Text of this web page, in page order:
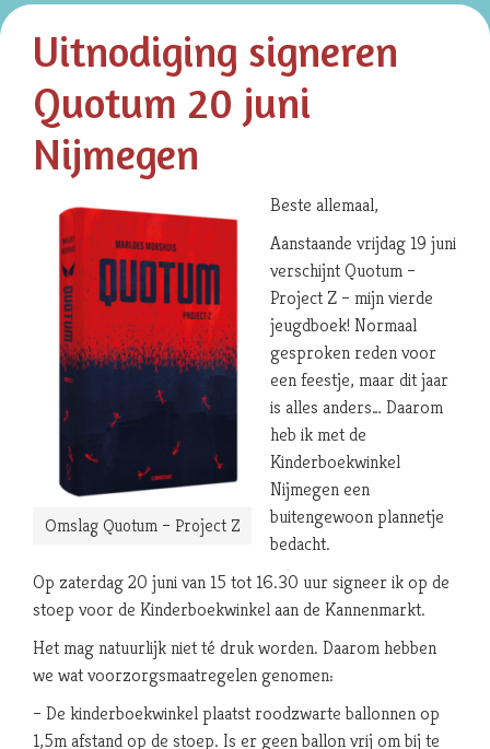
Uitnodiging signeren
Quotum 20 juni
Nijmegen
Omslag Quotum – Project Z
Beste allemaal,
Aanstaande vrijdag 19 juni
verschijnt Quotum –
Project Z – mijn vierde
jeugdboek! Normaal
gesproken reden voor
een feestje, maar dit jaar
is alles anders… Daarom
heb ik met de
Kinderboekwinkel
Nijmegen een
buitengewoon plannetje
bedacht.
Op zaterdag 20 juni van 15 tot 16.30 uur signeer ik op de
stoep voor de Kinderboekwinkel aan de Kannenmarkt.
Het mag natuurlijk niet té druk worden. Daarom hebben
we wat voorzorgsmaatregelen genomen:
– De kinderboekwinkel plaatst roodzwarte ballonnen op
1,5m afstand op de stoep. Is er geen ballon vrij om bij te